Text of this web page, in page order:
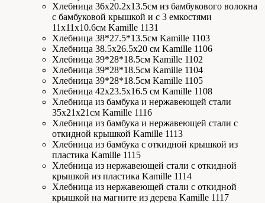
Хлебница 36х20.2х13.5см из бамбукового волокна
с бамбуковой крышкой и с 3 емкостями
11х11х10.6см Kamille 1131
Хлебница 38*27.5*13.5см Kamille 1103
Хлебница 38.5х26.5х20 см Kamille 1106
Хлебница 39*28*18.5см Kamille 1102
Хлебница 39*28*18.5см Kamille 1104
Хлебница 39*28*18.5см Kamille 1105
Хлебница 42х23.5х16.5 см Kamille 1108
Хлебница из бамбука и нержавеющей стали
35х21х21см Kamille 1116
Хлебница из бамбука и нержавеющей стали с
откидной крышкой Kamille 1113
Хлебница из бамбука с откидной крышкой из
пластика Kamille 1115
Хлебница из нержавеющей стали с откидной
крышкой из пластика Kamille 1114
Хлебница из нержавеющей стали с откидной
крышкой на магните из дерева Kamille 1117